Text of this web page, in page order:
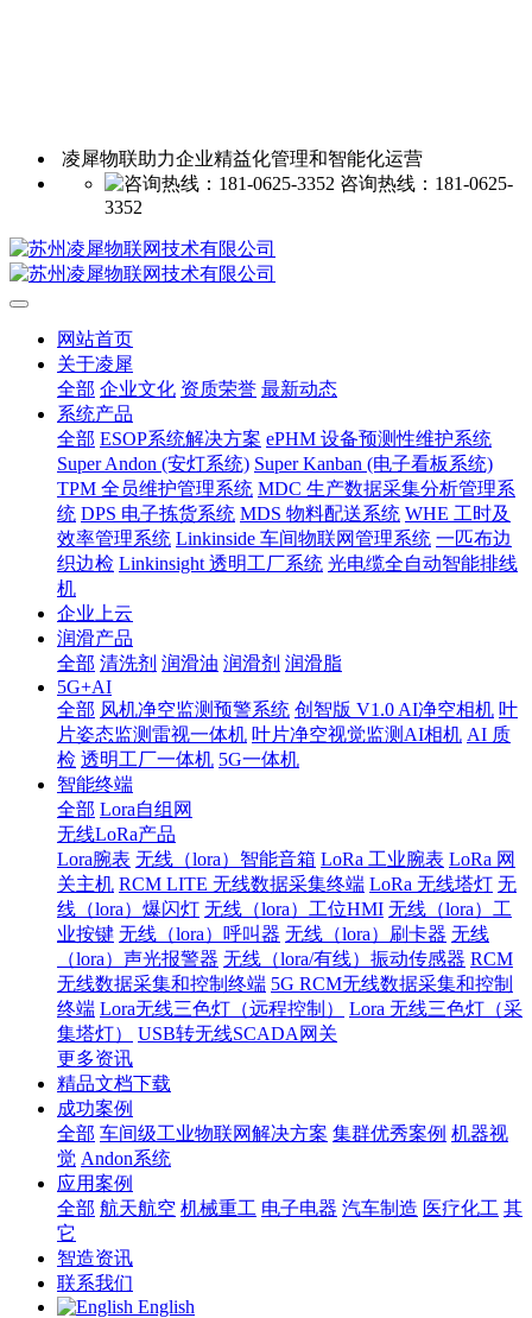
凌犀物联助力企业精益化管理和智能化运营
咨询热线：181-0625-
3352
网站首页
关于凌犀
全部 企业文化 资质荣誉 最新动态
系统产品
全部 ESOP系统解决方案 ePHM 设备预测性维护系统
Super Andon (安灯系统) Super Kanban (电子看板系统)
TPM 全员维护管理系统 MDC 生产数据采集分析管理系
统 DPS 电子拣货系统 MDS 物料配送系统 WHE 工时及
效率管理系统 Linkinside 车间物联网管理系统 一匹布边
织边检 Linkinsight 透明工厂系统 光电缆全自动智能排线
机
企业上云
润滑产品
全部 清洗剂 润滑油 润滑剂 润滑脂
5G+AI
全部 风机净空监测预警系统 创智版 V1.0 AI净空相机 叶
片姿态监测雷视一体机 叶片净空视觉监测AI相机 AI 质
检 透明工厂一体机 5G一体机
智能终端
全部 Lora自组网
无线LoRa产品
Lora腕表 无线（lora）智能音箱 LoRa 工业腕表 LoRa 网
关主机 RCM LITE 无线数据采集终端 LoRa 无线塔灯 无
线（lora）爆闪灯 无线（lora）工位HMI 无线（lora）工
业按键 无线（lora）呼叫器 无线（lora）刷卡器 无线
（lora）声光报警器 无线（lora/有线）振动传感器 RCM
无线数据采集和控制终端 5G RCM无线数据采集和控制
终端 Lora无线三色灯（远程控制）
Lora 无线三色灯（采
集塔灯）
USB转无线SCADA网关
更多资讯
精品文档下载
成功案例
全部 车间级工业物联网解决方案 集群优秀案例 机器视
觉 Andon系统
应用案例
全部 航天航空 机械重工 电子电器 汽车制造 医疗化工 其
它
智造资讯
联系我们
English